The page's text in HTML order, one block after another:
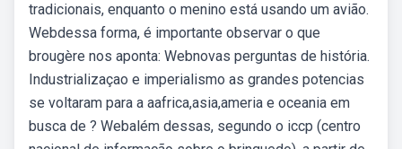
tradicionais, enquanto o menino está usando um avião.
Webdessa forma, é importante observar o que
brougère nos aponta: Webnovas perguntas de história.
Industrializaçao e imperialismo as grandes potencias
se voltaram para a aafrica,asia,ameria e oceania em
busca de ? Webalém dessas, segundo o iccp (centro